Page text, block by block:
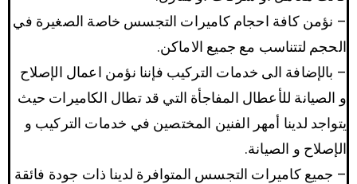
– نؤمن كافة احجام كاميرات التجسس خاصة الصغيرة في
الحجم لتتناسب مع جميع الاماكن.
– بالإضافة الى خدمات التركيب فإننا نؤمن اعمال الإصلاح
و الصيانة للأعطال المفاجأة التي قد تطال الكاميرات حيث
يتواجد لدينا أمهر الفنين المختصين في خدمات التركيب و
الإصلاح و الصيانة.
– جميع كاميرات التجسس المتوافرة لدينا ذات جودة فائقة